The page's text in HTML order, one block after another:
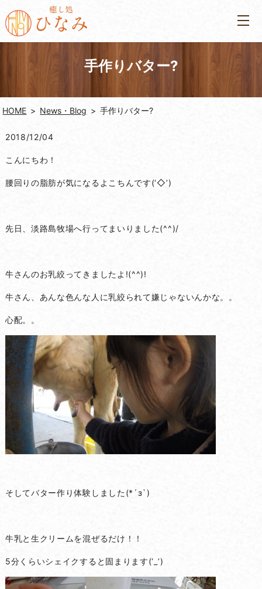
手作りバター?
HOME News・Blog 手作りバター?
2018/12/04
こんにちわ！
腰回りの脂肪が気になるよこちんです(‘◇’)ゞ
先日、淡路島牧場へ行ってまいりました(^^)/
牛さんのお乳絞ってきましたよ!(^^)!
牛さん、あんな色んな人に乳絞られて嫌じゃないんかな。。
心配。。
そしてバター作り体験しました(*´з`)
牛乳と生クリームを混ぜるだけ！！
5分くらいシェイクすると固まります(‘_’)